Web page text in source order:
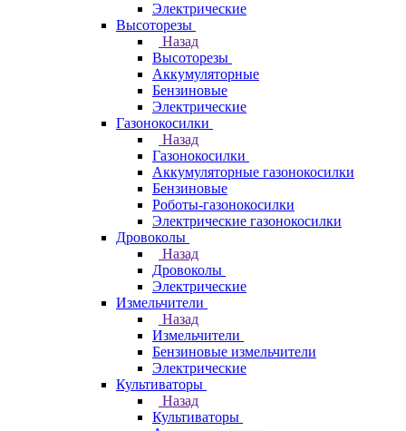
Электрические
Высоторезы
Назад
Высоторезы
Аккумуляторные
Бензиновые
Электрические
Газонокосилки
Назад
Газонокосилки
Аккумуляторные газонокосилки
Бензиновые
Роботы-газонокосилки
Электрические газонокосилки
Дровоколы
Назад
Дровоколы
Электрические
Измельчители
Назад
Измельчители
Бензиновые измельчители
Электрические
Культиваторы
Назад
Культиваторы